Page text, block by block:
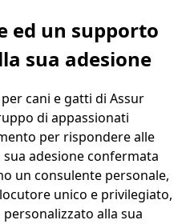
ed un supporto
sua adesione
cani e gatti di Assur
di appassionati
per rispondere alle
adesione confermata
un consulente personale,
unico e privilegiato,
alla sua